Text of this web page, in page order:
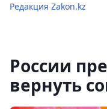
Редакция Zakon.kz
России
вернуть